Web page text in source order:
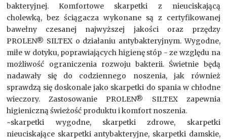
bakteryjnej. Komfortowe skarpetki z nieuciskającą
cholewką, bez ściągacza wykonane są z certyfikowanej
bawełny czesanej najwyższej jakości oraz przędzy
PROLEN® SILTEX o działaniu antybakteryjnym. Wygodne,
miłe w dotyku, poprawiających higienę stóp - ze względu na
możliwość ograniczenia rozwoju bakterii. Świetnie będą
nadawały się do codziennego noszenia, jak również
sprawdzą się doskonale jako skarpetki do spania w chłodne
wieczory. Zastosowanie PROLEN® SILTEX zapewnia
higieniczną świeżość produktu i komfort noszenia.
~skarpetki wygodne, skarpetki zdrowe, skarpetki
nieuciskające skarpetki antybakteryjne, skarpetki damskie,